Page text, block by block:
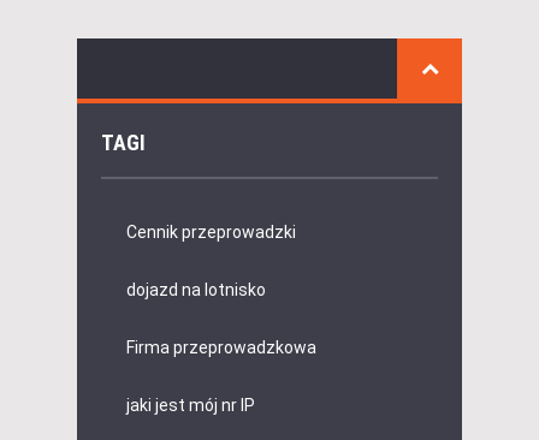
TAGI
Cennik przeprowadzki
dojazd na lotnisko
Firma przeprowadzkowa
jaki jest mój nr IP